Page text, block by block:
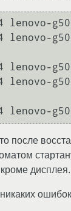
lenovo-
lenovo-
lenovo-
lenovo-
после
дисплея.